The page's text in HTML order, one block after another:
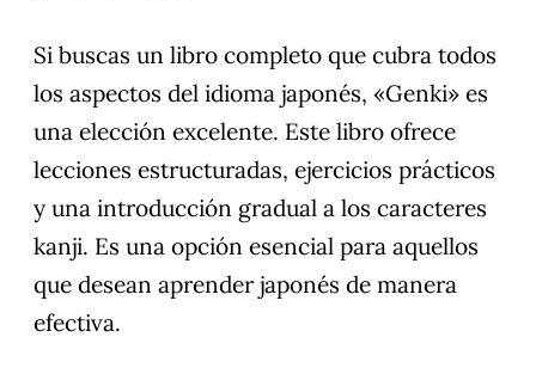
Si buscas un libro completo que cubra todos
los aspectos del idioma japonés, «Genki» es
una elección excelente. Este libro ofrece
lecciones estructuradas, ejercicios prácticos
y una introducción gradual a los caracteres
kanji. Es una opción esencial para aquellos
que desean aprender japonés de manera
efectiva.